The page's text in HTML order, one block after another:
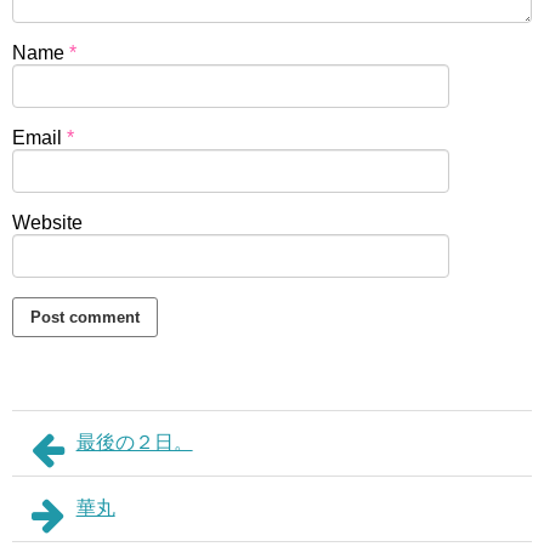
Name *
Email *
Website
最後の２日。
華丸